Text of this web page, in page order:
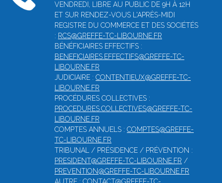
VENDREDI, LIBRE AU PUBLIC DE 9H À 12H
ET SUR RENDEZ-VOUS L'APRÈS-MIDI
REGISTRE DU COMMERCE ET DES SOCIÉTÉS
: RCS@GREFFE-TC-LIBOURNE.FR
BÉNÉFICIAIRES EFFECTIFS :
BENEFICIAIRES.EFFECTIFS@GREFFE-TC-
LIBOURNE.FR
JUDICIAIRE : CONTENTIEUX@GREFFE-TC-
LIBOURNE.FR
PROCÉDURES COLLECTIVES :
PROCEDURES.COLLECTIVES@GREFFE-TC-
LIBOURNE.FR
COMPTES ANNUELS : COMPTES@GREFFE-
TC-LIBOURNE.FR
TRIBUNAL / PRÉSIDENCE / PRÉVENTION :
PRESIDENT@GREFFE-TC-LIBOURNE.FR /
PREVENTION@GREFFE-TC-LIBOURNE.FR